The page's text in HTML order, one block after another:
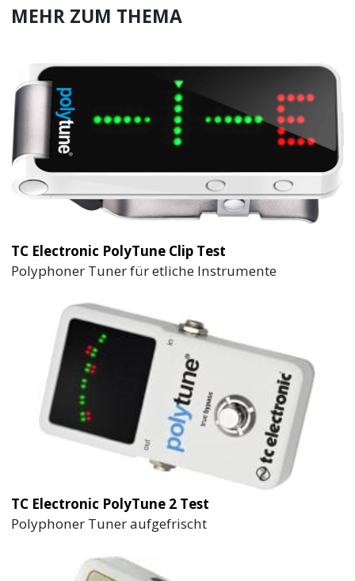
MEHR ZUM THEMA
TC Electronic PolyTune Clip Test
Polyphoner Tuner für etliche Instrumente
TC Electronic PolyTune 2 Test
Polyphoner Tuner aufgefrischt